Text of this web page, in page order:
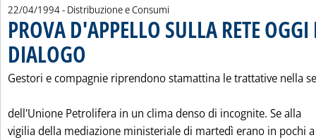
22/04/1994- Distribuzione e Consumi
PROVA D'APPELLO SULLA RETE
DIALOGO
Gestori e compagnie riprendono stamattina le trattative nella
dell'Unione Petrolifera in un clima denso di incognite. Se alla
vigilia della mediazione ministeriale di martedì erano in pochi a